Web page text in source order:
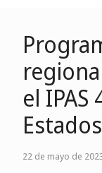
el IPAS
22 de mayo de